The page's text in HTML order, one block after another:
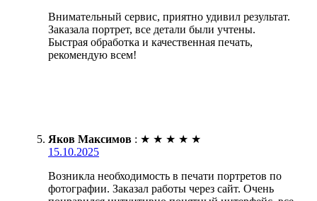
Внимательный сервис, приятно удивил результат.
Заказала портрет, все детали были учтены.
Быстрая обработка и качественная печать,
рекомендую всем!
Яков Максимов : ★ ★ ★ ★ ★
15.10.2025
Возникла необходимость в печати портретов по
фотографии. Заказал работы через сайт. Очень